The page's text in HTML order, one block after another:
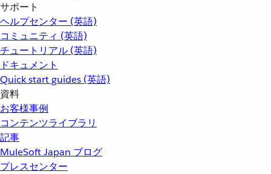
サポート
ヘルプセンター (英語)
コミュニティ (英語)
チュートリアル (英語)
ドキュメント
Quick start guides (英語)
資料
お客様事例
コンテンツライブラリ
記事
MuleSoft Japan ブログ
プレスセンター